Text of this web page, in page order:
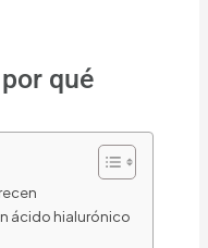
qué
ácido hialurónico